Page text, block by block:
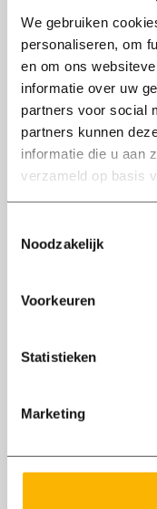
We gebruiken
personaliseren, om
en om ons
informatie over uw
partners voor social
partners kunnen
informatie die u aan
verzameld op basis
Noodzakelijk
Voorkeuren
Statistieken
Marketing
06/06
De vier
Wat
passes, de